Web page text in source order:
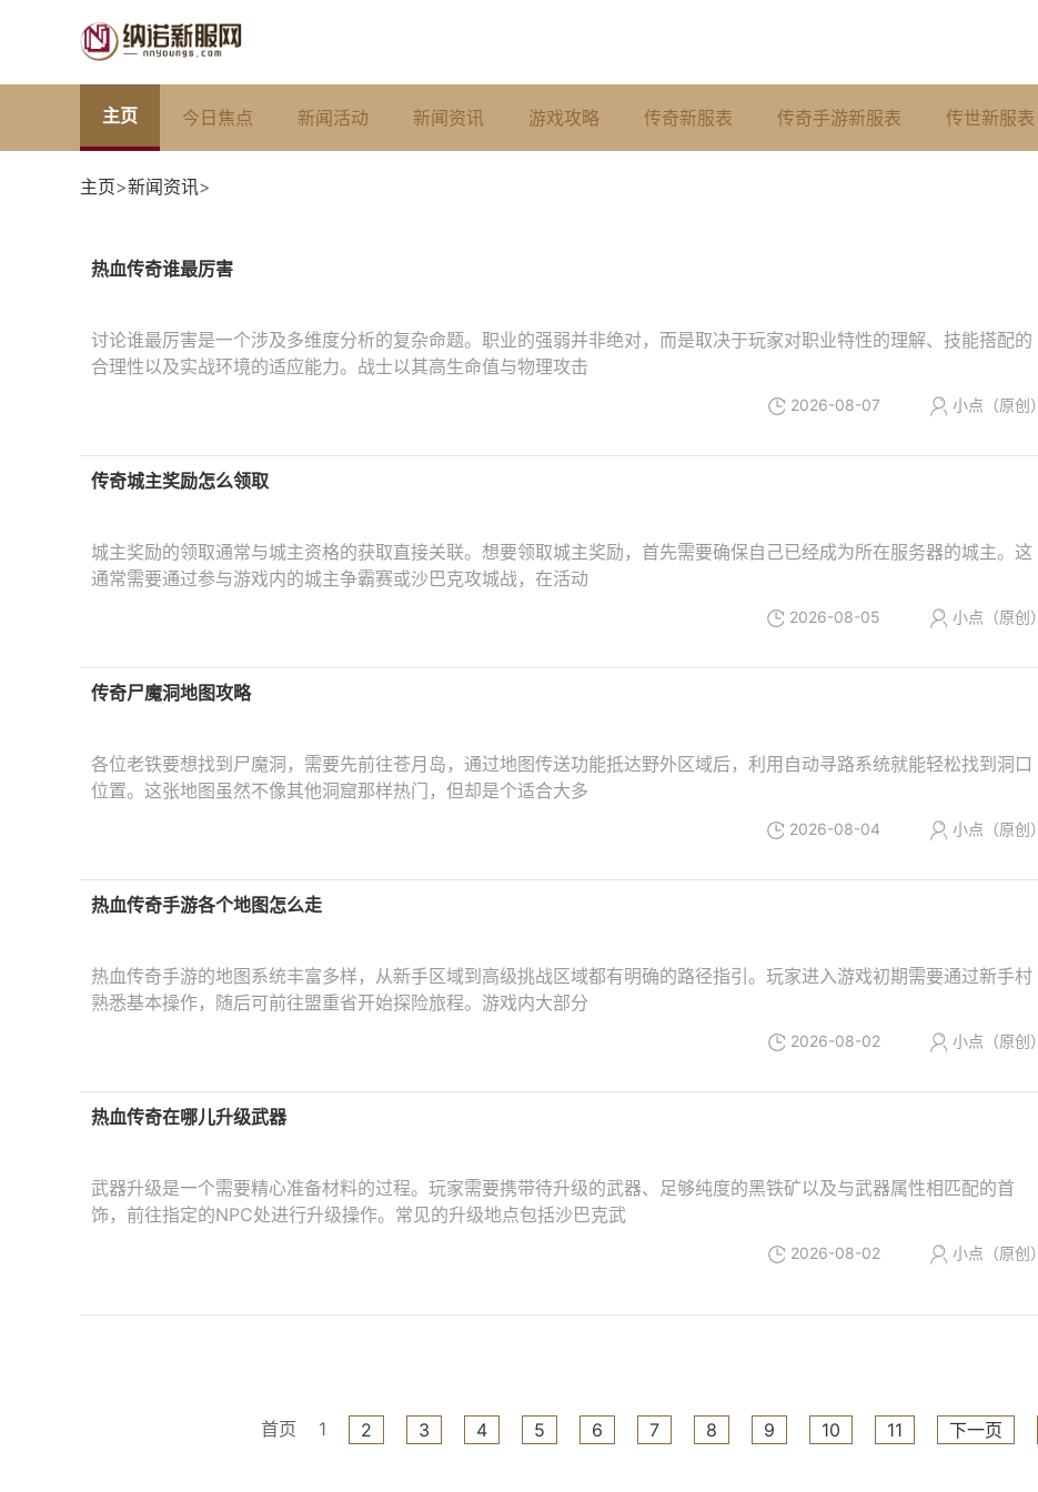
主页 今日焦点 新闻活动 新闻资讯 游戏攻略 传奇新服表 传奇手游新服表 传世新服表
主页>新闻资讯>
热血传奇谁最厉害
讨论谁最厉害是一个涉及多维度分析的复杂命题。职业的强弱并非绝对，而是取决于玩家对职业特性的理解、技能搭配的
合理性以及实战环境的适应能力。战士以其高生命值与物理攻击
2026-08-07 小点（原创）
传奇城主奖励怎么领取
城主奖励的领取通常与城主资格的获取直接关联。想要领取城主奖励，首先需要确保自己已经成为所在服务器的城主。这
通常需要通过参与游戏内的城主争霸赛或沙巴克攻城战，在活动
2026-08-05 小点（原创）
传奇尸魔洞地图攻略
各位老铁要想找到尸魔洞，需要先前往苍月岛，通过地图传送功能抵达野外区域后，利用自动寻路系统就能轻松找到洞口
位置。这张地图虽然不像其他洞窟那样热门，但却是个适合大多
2026-08-04 小点（原创）
热血传奇手游各个地图怎么走
热血传奇手游的地图系统丰富多样，从新手区域到高级挑战区域都有明确的路径指引。玩家进入游戏初期需要通过新手村
熟悉基本操作，随后可前往盟重省开始探险旅程。游戏内大部分
2026-08-02 小点（原创）
热血传奇在哪儿升级武器
武器升级是一个需要精心准备材料的过程。玩家需要携带待升级的武器、足够纯度的黑铁矿以及与武器属性相匹配的首
饰，前往指定的NPC处进行升级操作。常见的升级地点包括沙巴克武
2026-08-02 小点（原创）
首页 1 2 3 4 5 6 7 8 9 10 11 下一页